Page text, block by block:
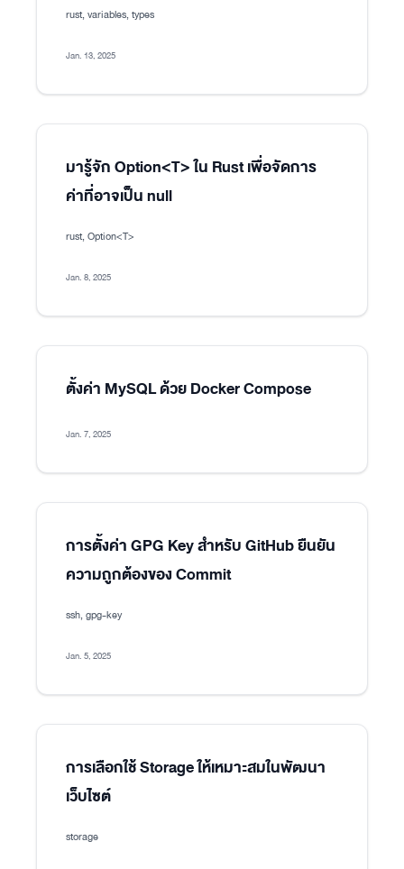
rust, variables, types
Jan. 13, 2025
มารู้จัก Option<T> ใน Rust เพื่อจัดการ
ค่าที่อาจเป็น null
rust, Option<T>
Jan. 8, 2025
ตั้งค่า MySQL ด้วย Docker Compose
Jan. 7, 2025
การตั้งค่า GPG Key สำหรับ GitHub ยืนยัน
ความถูกต้องของ Commit
ssh, gpg-key
Jan. 5, 2025
การเลือกใช้ Storage ให้เหมาะสมในพัฒนา
เว็บไซต์
storage